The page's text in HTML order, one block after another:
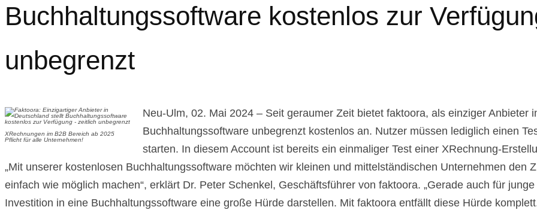
Buchhaltungssoftware kostenlos zur
unbegrenzt
XRechnungen im B2B Bereich ab 2025
Pflicht für alle Unternehmen!
Neu-Ulm, 02. Mai 2024 – Seit geraumer Zeit bietet faktoora, als einziger Anbieter
Buchhaltungssoftware unbegrenzt kostenlos an. Nutzer müssen lediglich einen
starten. In diesem Account ist bereits ein einmaliger Test einer XRechnung-
„Mit unserer kostenlosen Buchhaltungssoftware möchten wir kleinen und mittelständischen Unternehmen den
einfach wie möglich machen“, erklärt Dr. Peter Schenkel, Geschäftsführer von faktoora. „Gerade auch für
Investition in eine Buchhaltungssoftware eine große Hürde darstellen. Mit faktoora entfällt diese Hürde